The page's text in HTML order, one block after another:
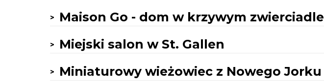
Maison Go - dom w krzywym zwierciadle
Miejski salon w St. Gallen
Miniaturowy wieżowiec z Nowego Jorku